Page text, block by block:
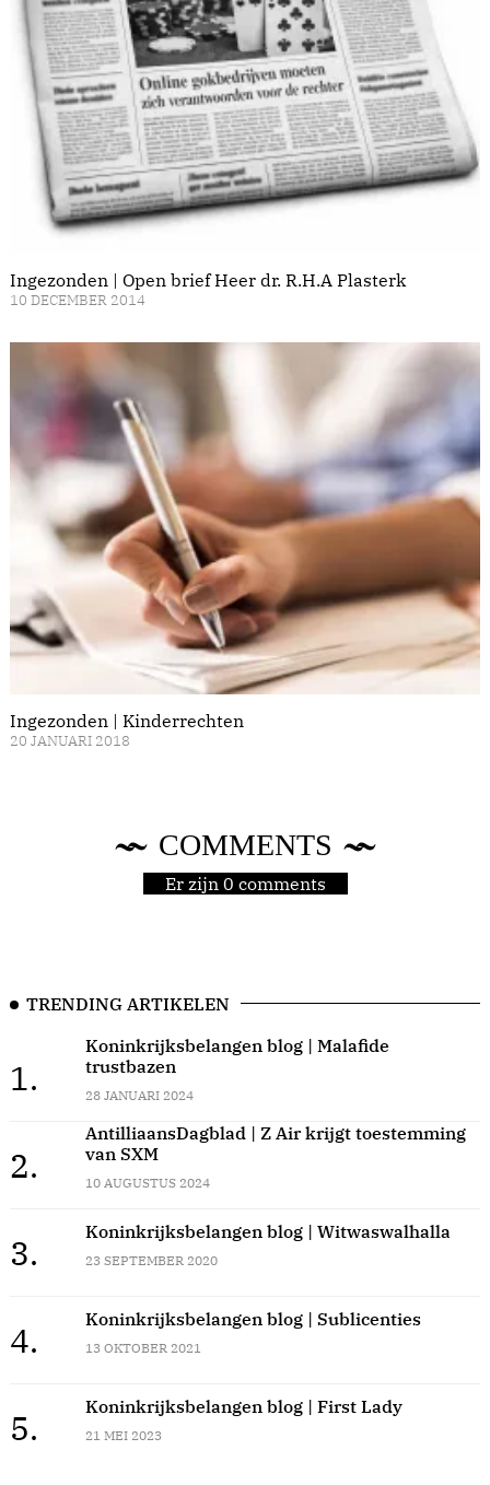
Ingezonden | Open brief Heer dr. R.H.A Plasterk
10 DECEMBER 2014
Ingezonden | Kinderrechten
20 JANUARI 2018
COMMENTS
Er zijn 0 comments
TRENDING ARTIKELEN
1.
Koninkrijksbelangen blog | Malafide
trustbazen
28 JANUARI 2024
2.
AntilliaansDagblad | Z Air krijgt toestemming
van SXM
10 AUGUSTUS 2024
3.
Koninkrijksbelangen blog | Witwaswalhalla
23 SEPTEMBER 2020
4.
Koninkrijksbelangen blog | Sublicenties
13 OKTOBER 2021
5.
Koninkrijksbelangen blog | First Lady
21 MEI 2023